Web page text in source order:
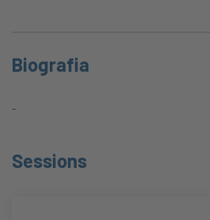
Biografia
-
Sessions